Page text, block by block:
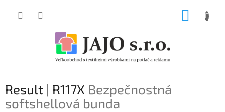
Result | R117X Bezpečnostná
softshellová bunda